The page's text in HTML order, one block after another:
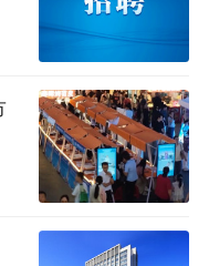
个人身份证、
证书等相关证
点另行通知。
招满为止。